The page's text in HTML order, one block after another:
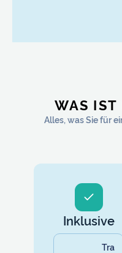
WAS IST
Alles, was Sie für
Inklusive
Tra